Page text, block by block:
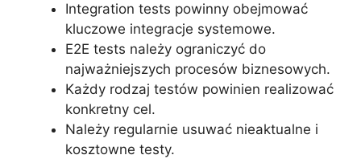
Integration tests powinny obejmować
kluczowe integracje systemowe.
E2E tests należy ograniczyć do
najważniejszych procesów biznesowych.
Każdy rodzaj testów powinien realizować
konkretny cel.
Należy regularnie usuwać nieaktualne i
kosztowne testy.